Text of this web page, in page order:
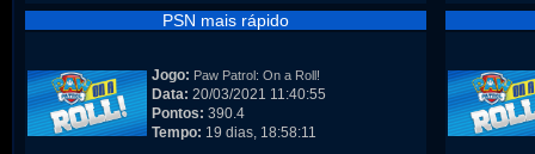
PSN mais rápido
Jogo: Paw Patrol: On a Roll!
Data: 20/03/2021 11:40:55
Pontos: 390.4
Tempo: 19 dias, 18:58:11